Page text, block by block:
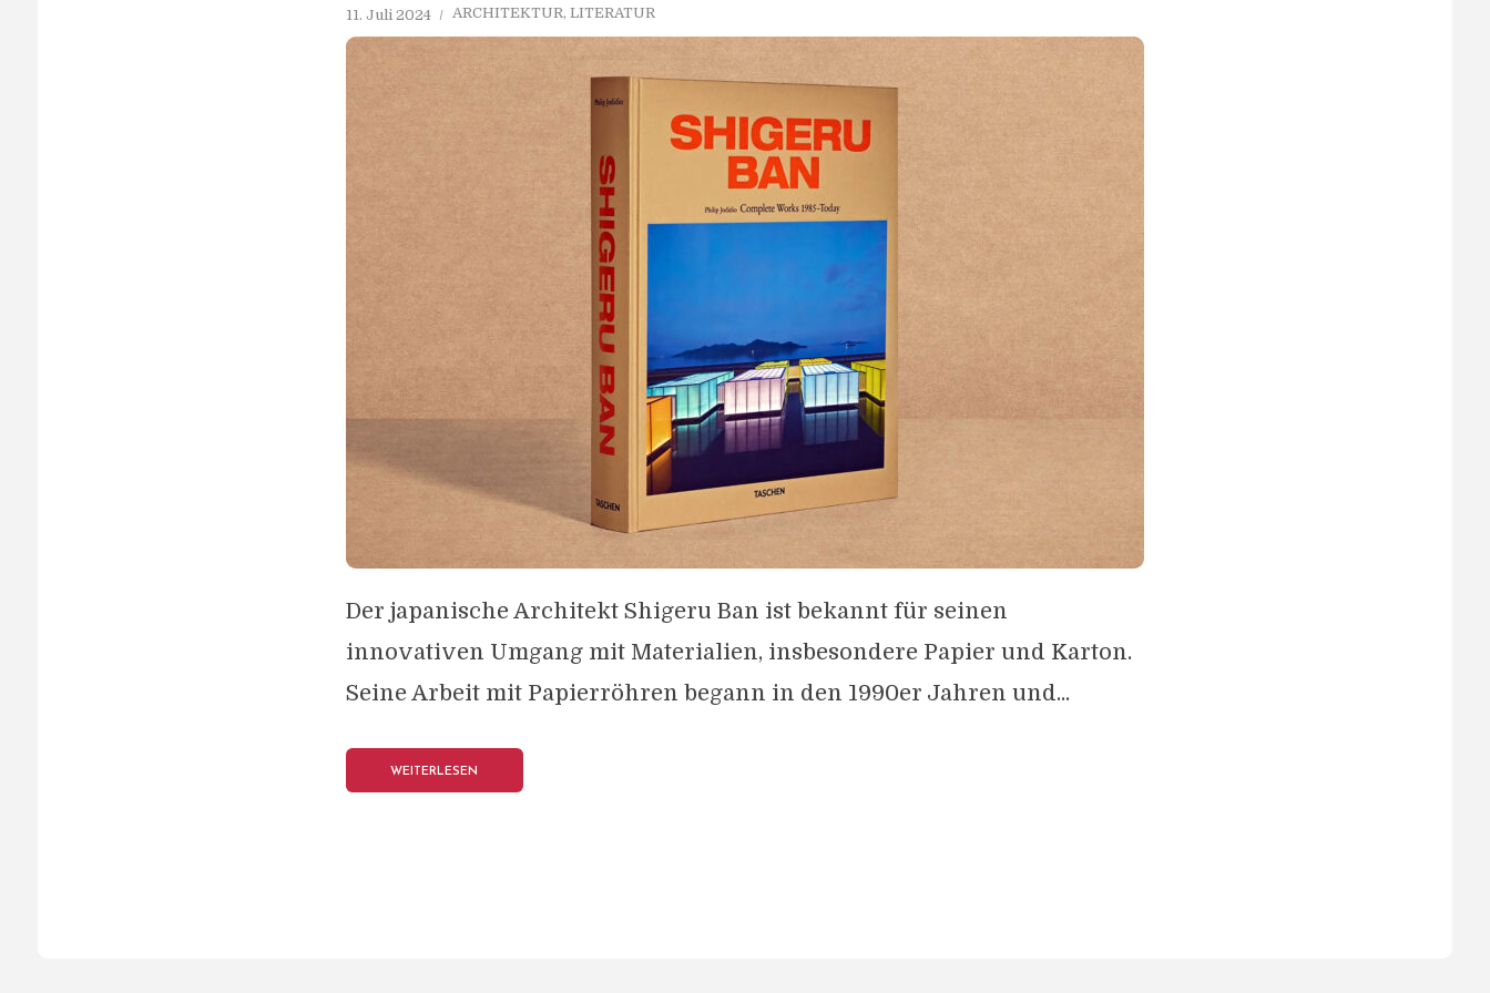
11. Juli 2024 ARCHITEKTUR, LITERATUR
Der japanische Architekt Shigeru Ban ist bekannt für seinen
innovativen Umgang mit Materialien, insbesondere Papier und Karton.
Seine Arbeit mit Papierröhren begann in den 1990er Jahren und...
WEITERLESEN